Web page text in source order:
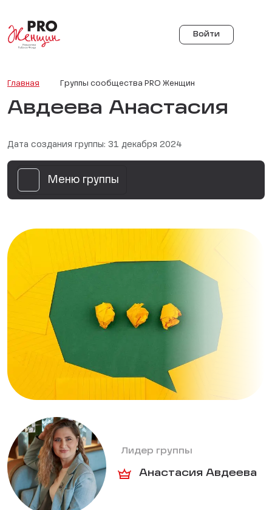
Войти
Главная Группы сообщества PRO Женщин
Авдеева Анастасия
Дата создания группы: 31 декабря 2024
Меню группы
Лидер группы
Анастасия Авдеева